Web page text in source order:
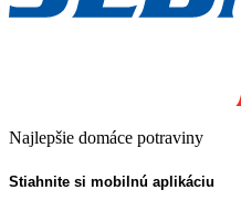
Najlepšie domáce potraviny
Stiahnite si mobilnú aplikáciu